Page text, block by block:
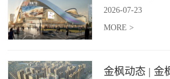
2026-07-23
MORE >